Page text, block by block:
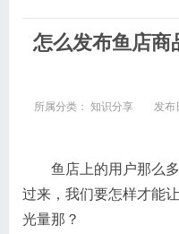
怎么发布鱼店商
所属分类： 知识分享 发布
鱼店上的用户那么
过来，我们要怎样才能
光量那？